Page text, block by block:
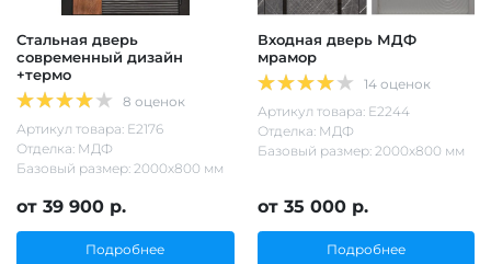
Стальная дверь
современный дизайн
+термо
8 оценок
Артикул товара: Е2176
Отделка: МДФ
Базовый размер: 2000х800 мм
от 39 900 р.
Подробнее
Входная дверь МДФ
мрамор
14 оценок
Артикул товара: Е2244
Отделка: МДФ
Базовый размер: 2000х800 мм
от 35 000 р.
Подробнее